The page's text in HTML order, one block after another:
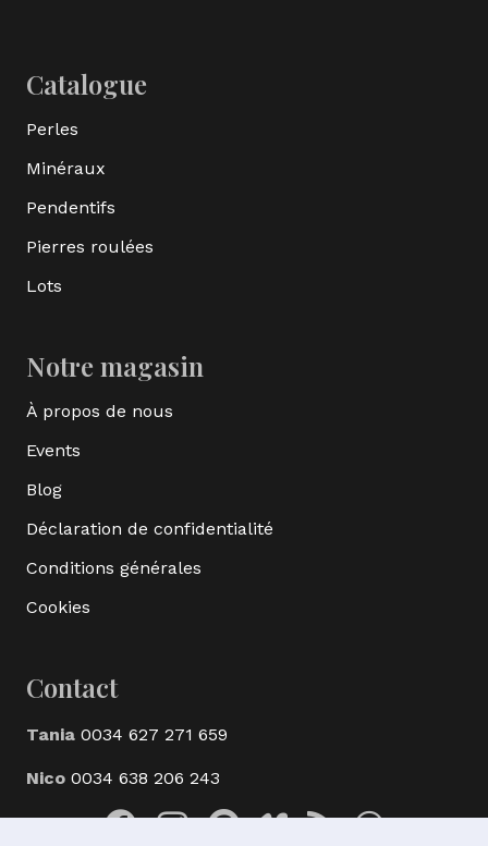
Catalogue
Perles
Minéraux
Pendentifs
Pierres roulées
Lots
Notre magasin
À propos de nous
Events
Blog
Déclaration de confidentialité
Conditions générales
Cookies
Contact
Tania 0034 627 271 659
Nico 0034 638 206 243